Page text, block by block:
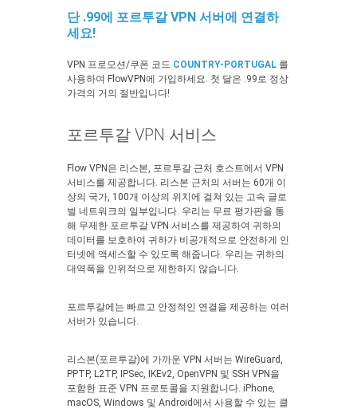
단 .99에 포르투갈 VPN 서버에 연결하
세요!
VPN 프로모션/쿠폰 코드 COUNTRY-PORTUGAL 를
사용하여 FlowVPN에 가입하세요. 첫 달은 .99로 정상
가격의 거의 절반입니다!
포르투갈 VPN 서비스
Flow VPN은 리스본, 포르투갈 근처 호스트에서 VPN
서비스를 제공합니다. 리스본 근처의 서버는 60개 이
상의 국가, 100개 이상의 위치에 걸쳐 있는 고속 글로
벌 네트워크의 일부입니다. 우리는 무료 평가판을 통
해 무제한 포르투갈 VPN 서비스를 제공하여 귀하의
데이터를 보호하여 귀하가 비공개적으로 안전하게 인
터넷에 액세스할 수 있도록 해줍니다. 우리는 귀하의
대역폭을 인위적으로 제한하지 않습니다.
포르투갈에는 빠르고 안정적인 연결을 제공하는 여러
서버가 있습니다.
리스본(포르투갈)에 가까운 VPN 서버는 WireGuard,
PPTP, L2TP, IPSec, IKEv2, OpenVPN 및 SSH VPN을
포함한 표준 VPN 프로토콜을 지원합니다. iPhone,
macOS, Windows 및 Android에서 사용할 수 있는 클